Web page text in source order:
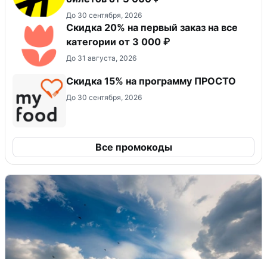
До 30 сентября, 2026
Скидка 20% на первый заказ на все
категории от 3 000 ₽
До 31 августа, 2026
Скидка 15% на программу ПРОСТО
До 30 сентября, 2026
Все промокоды